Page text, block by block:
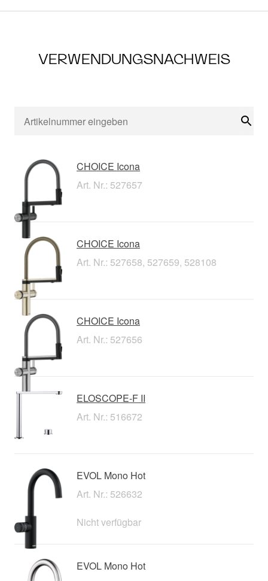
VERWENDUNGSNACHWEIS
CHOICE Icona
Art. Nr.: 527657
CHOICE Icona
Art. Nr.: 527658, 527659, 528108
CHOICE Icona
Art. Nr.: 527656
ELOSCOPE-F II
Art. Nr.: 516672
EVOL Mono Hot
Art. Nr.: 526632
Nicht verfügbar
EVOL Mono Hot